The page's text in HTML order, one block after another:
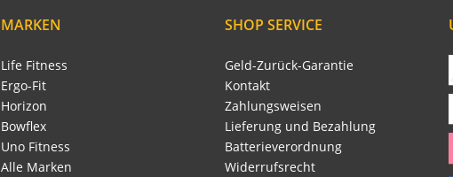
MARKEN
Life Fitness
Ergo-Fit
Horizon
Bowflex
Uno Fitness
Alle Marken
SHOP SERVICE
Geld-Zurück-Garantie
Kontakt
Zahlungsweisen
Lieferung und Bezahlung
Batterieverordnung
Widerrufsrecht